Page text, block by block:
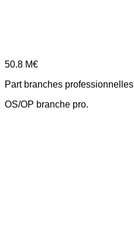
50.8 M€
Part branches professionnelles
OS/OP branche pro.